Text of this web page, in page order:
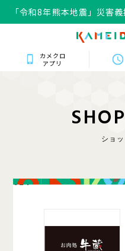
「令和8年熊本地震」災害
カメクロ
アプリ
SHOP
ショ
024